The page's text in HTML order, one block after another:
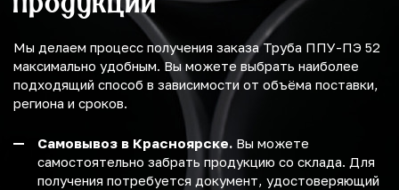
Мы делаем процесс получения заказа Труба ППУ-ПЭ 52
максимально удобным. Вы можете выбрать наиболее
подходящий способ в зависимости от объёма поставки,
региона и сроков.
Самовывоз в Красноярске. Вы можете
самостоятельно забрать продукцию со склада. Для
получения потребуется документ, удостоверяющий